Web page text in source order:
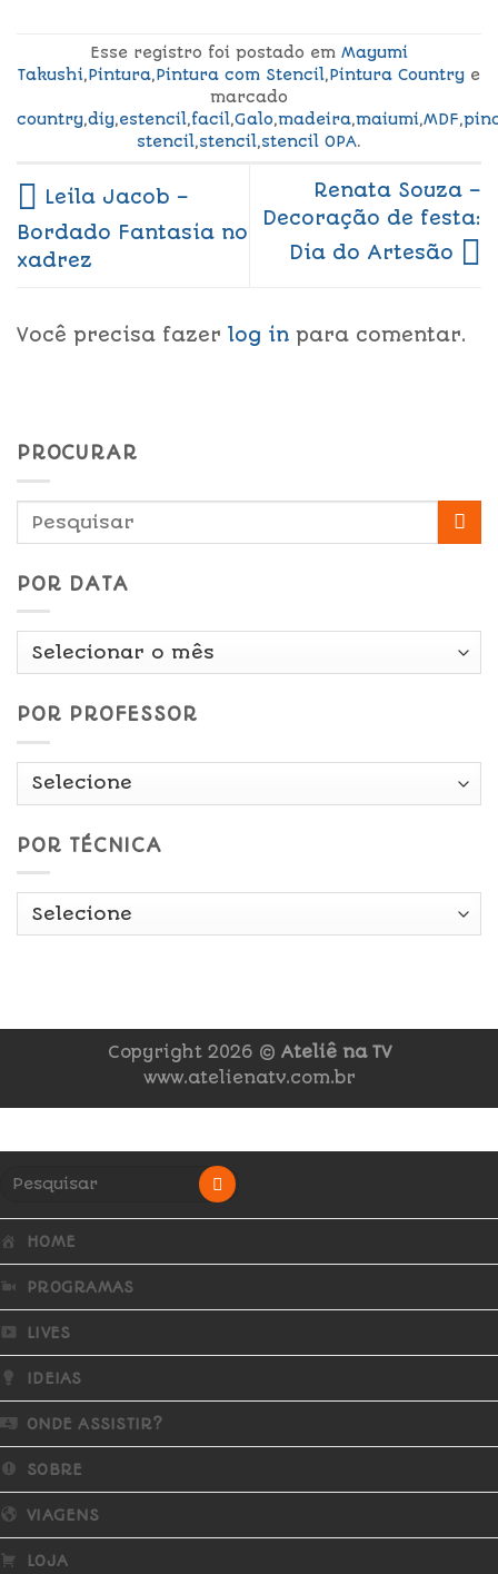
Esse registro foi postado em Mayumi
Takushi,Pintura,Pintura com Stencil,Pintura Country e
marcado
country,diy,estencil,facil,Galo,madeira,maiumi,MDF,
stencil,stencil,stencil OPA.
Leila Jacob –
Bordado Fantasia no
xadrez
Renata Souza –
Decoração de festa:
Dia do Artesão
Você precisa fazer log in para comentar.
PROCURAR
POR DATA
Por
POR PROFESSOR
POR TÉCNICA
Copyright 2026 © Ateliê na TV
www.atelienatv.com.br
HOME
PROGRAMAS
LIVES
IDEIAS
ONDE ASSISTIR?
SOBRE
VIAGENS
LOJA